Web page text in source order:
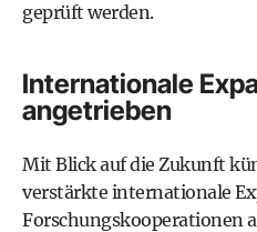
geprüft werden.
Internationale
angetrieben
Mit Blick auf die Zukunft
verstärkte internationale
Forschungskooperationen